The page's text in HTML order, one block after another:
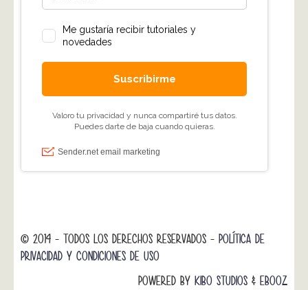
© 2014 - TODOS LOS DERECHOS RESERVADOS - POLÍTICA DE
PRIVACIDAD Y CONDICIONES DE USO
POWERED BY KIBO STUDIOS & EBOOZ